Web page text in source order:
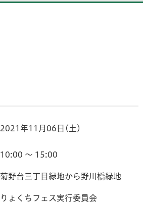
2021年11月06日(土)
10:00 ～ 15:00
菊野台三丁目緑地から野川橋緑地
りょくちフェス実行委員会